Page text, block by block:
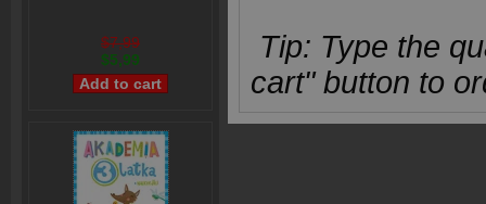
$7,99
$5,99
Tip: Type the
cart" button to